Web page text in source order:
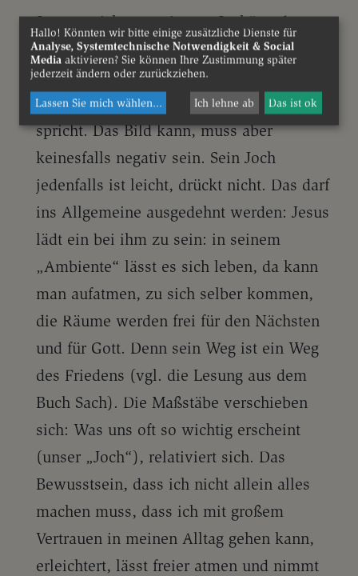
Jesus spricht von einem „Joch“ und
bedient sich dabei einer gebräuchlichen
jüdischen Redeweise, die gerne vom
„Joch des Gesetzes“ oder der „Tora“
spricht. Das Bild kann, muss aber
keinesfalls negativ sein. Sein Joch
jedenfalls ist leicht, drückt nicht. Das darf
ins Allgemeine ausgedehnt werden: Jesus
lädt ein bei ihm zu sein: in seinem
„Ambiente“ lässt es sich leben, da kann
man aufatmen, zu sich selber kommen,
die Räume werden frei für den Nächsten
und für Gott. Denn sein Weg ist ein Weg
des Friedens (vgl. die Lesung aus dem
Buch Sach). Die Maßstäbe verschieben
sich: Was uns oft so wichtig erscheint
(unser „Joch“), relativiert sich. Das
Bewusstsein, dass ich nicht allein alles
machen muss, dass ich mit großem
Vertrauen in meinen Alltag gehen kann,
erleichtert, lässt freier atmen und nimmt
Hallo! Könnten wir bitte einige zusätzliche Dienste für
Analyse, Systemtechnische Notwendigkeit & Social
Media aktivieren? Sie können Ihre Zustimmung später
jederzeit ändern oder zurückziehen.
Lassen Sie mich wählen... Ich lehne ab Das ist ok